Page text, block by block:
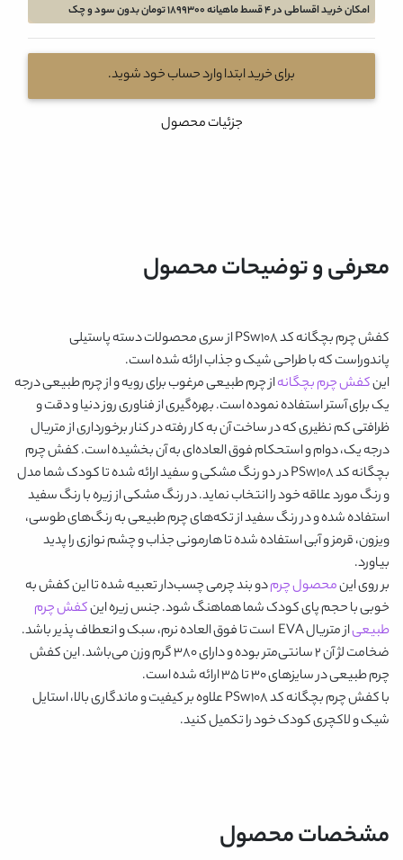
امکان خرید اقساطی در 4 قسط ماهیانه 1899300 تومان بدون سود و چک
برای خرید ابتدا وارد حساب خود شوید.
جزئیات محصول
معرفی و توضیحات محصول
کفش چرم بچگانه کد PSw108
از سری محصولات دسته پاستیلی
پاندوراست که با طراحی شیک و جذاب ارائه شده است.
اینکفش چرم بچگانهاز چرم طبیعی مرغوب برای رویه و از چرم طبیعی درجه
یک برای آستر استفاده نموده است. بهره‌گیری از فناوری روز دنیا و دقت و
ظرافتی کم نظیری که در ساخت آن به کار رفته در کنار برخورداری از متریال
درجه یک، دوام و استحکام فوق العاده‌ای به آن بخشیده است.کفش چرم
بچگانه کد PSw108
در دو رنگمشکی و سفیدارائه شده تا کودک شما مدل
و رنگ مورد علاقه خود را انتخاب نماید. در رنگ مشکی از زیره با رنگ سفید
استفاده شده و در رنگ سفید از تکه‌های چرم طبیعی به رنگ‌های طوسی،
ویزون، قرمز و آبی استفاده شده تا هارمونی جذاب و چشم نوازی را پدید
بیاورد.
بر روی اینمحصول چرمدو بند چرمی چسب‌دار تعبیه شده تا این کفش به
خوبی با حجم پای کودک شما هماهنگ شود. جنس زیره اینکفش چرم
طبیعی
از متریال EVA است تا فوق العاده نرم، سبک و انعطاف پذیر باشد‌.
ضخامت لژ آن ۲ سانتی‌متر بوده و دارای ۳۸۰ گرم وزن می‌باشد. این کفش
چرم طبیعی در سایزهای ۳۰ تا ۳۵ ارائه شده است.
کفش چرم بچگانه کد PSw108
علاوه بر کیفیت و ماندگاری بالا، استایل
شیک و لاکچری کودک خود را تکمیل کنید.
مشخصات محصول